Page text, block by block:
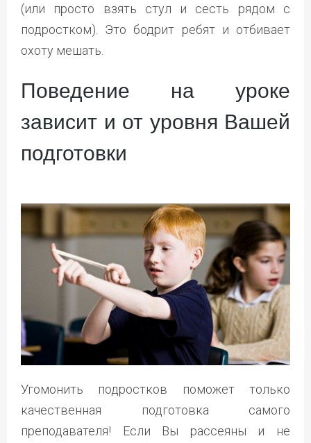
(или просто взять стул и сесть рядом с
подростком). Это бодрит ребят и отбивает
охоту мешать.
Поведение на уроке
зависит и от уровня Вашей
подготовки
Угомонить подростков поможет только
качественная подготовка самого
преподавателя! Если Вы рассеяны и не